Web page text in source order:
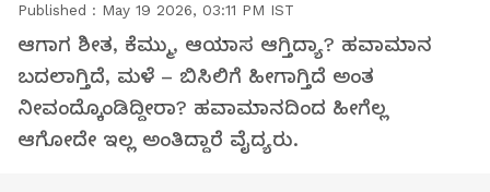
Published : May 19 2026, 03:11 PM IST
ಆಗಾಗ ಶೀತ, ಕೆಮ್ಮು, ಆಯಾಸ ಆಗ್ತಿದ್ಯಾ? ಹವಾಮಾನ
ಬದಲಾಗ್ತಿದೆ, ಮಳೆ – ಬಿಸಿಲಿಗೆ ಹೀಗಾಗ್ತಿದೆ ಅಂತ
ನೀವಂದ್ಕೊಂಡಿದ್ದೀರಾ? ಹವಾಮಾನದಿಂದ ಹೀಗೆಲ್ಲ
ಆಗೋದೇ ಇಲ್ಲ ಅಂತಿದ್ದಾರೆ ವೈದ್ಯರು.